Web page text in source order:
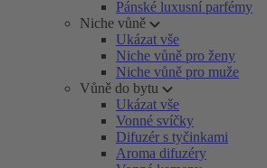
Pánské luxusní parfémy
Niche vůně
Ukázat vše
Niche vůně pro ženy
Niche vůně pro muže
Vůně do bytu
Ukázat vše
Vonné svíčky
Difuzér s tyčinkami
Aroma difuzéry